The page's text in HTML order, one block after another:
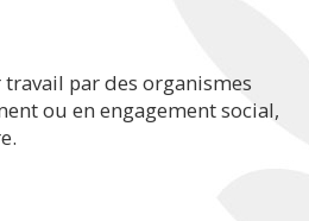
par des organismes
ou en engagement social,